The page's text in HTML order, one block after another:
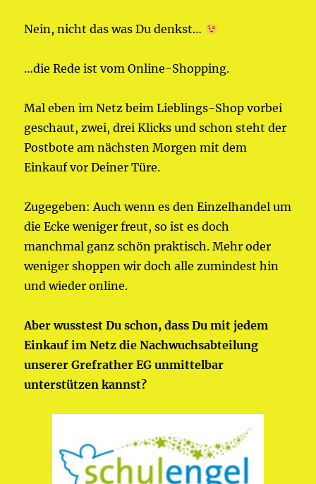
Nein, nicht das was Du denkst…
…die Rede ist vom Online-Shopping.
Mal eben im Netz beim Lieblings-Shop vorbei
geschaut, zwei, drei Klicks und schon steht der
Postbote am nächsten Morgen mit dem
Einkauf vor Deiner Türe.
Zugegeben: Auch wenn es den Einzelhandel um
die Ecke weniger freut, so ist es doch
manchmal ganz schön praktisch. Mehr oder
weniger shoppen wir doch alle zumindest hin
und wieder online.
Aber wusstest Du schon, dass Du mit jedem
Einkauf im Netz die Nachwuchsabteilung
unserer Grefrather EG unmittelbar
unterstützen kannst?